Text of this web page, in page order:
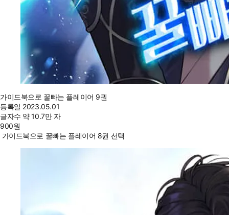
가이드북으로 꿀빠는 플레이어 9권
등록일 2023.05.01
글자수 약 10.7만 자
900원
가이드북으로 꿀빠는 플레이어 8권 선택